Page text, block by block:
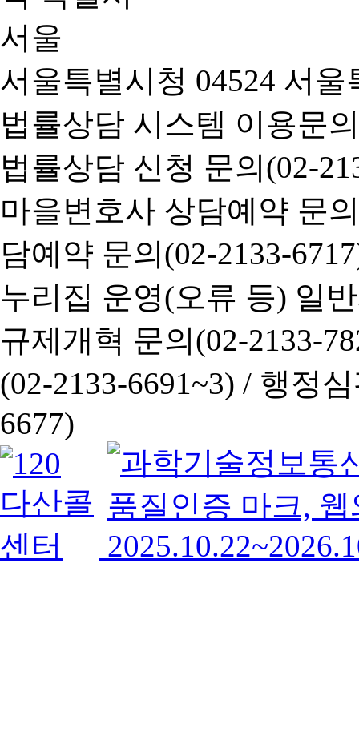
서울특별시청 04524 서
법률상담 시스템 이용문
법률상담 신청 문의(02-
마을변호사 상담예약 문
담예약 문의(02-2133-
누리집 운영(오류 등) 일
규제개혁 문의(02-2133-
(02-2133-6691~3) / 행정심
6677)